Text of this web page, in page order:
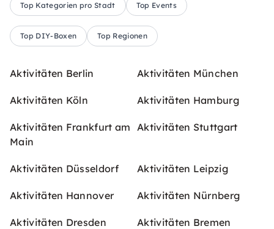
Top Kategorien pro Stadt Top Events
Top DIY-Boxen Top Regionen
Aktivitäten Berlin Aktivitäten München
Aktivitäten Köln Aktivitäten Hamburg
Aktivitäten Frankfurt am
Main
Aktivitäten Stuttgart
Aktivitäten Düsseldorf Aktivitäten Leipzig
Aktivitäten Hannover Aktivitäten Nürnberg
Aktivitäten Dresden Aktivitäten Bremen